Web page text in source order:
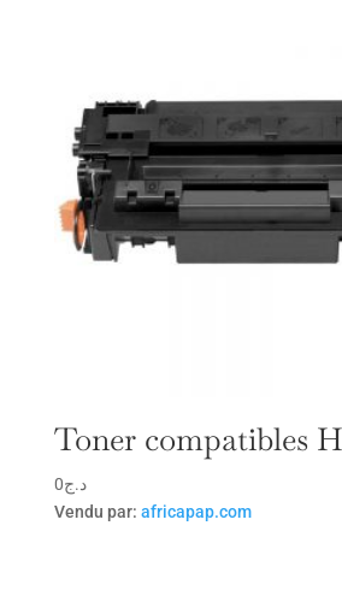
Toner compatibles
د.ج0
Vendu par: africapap.com